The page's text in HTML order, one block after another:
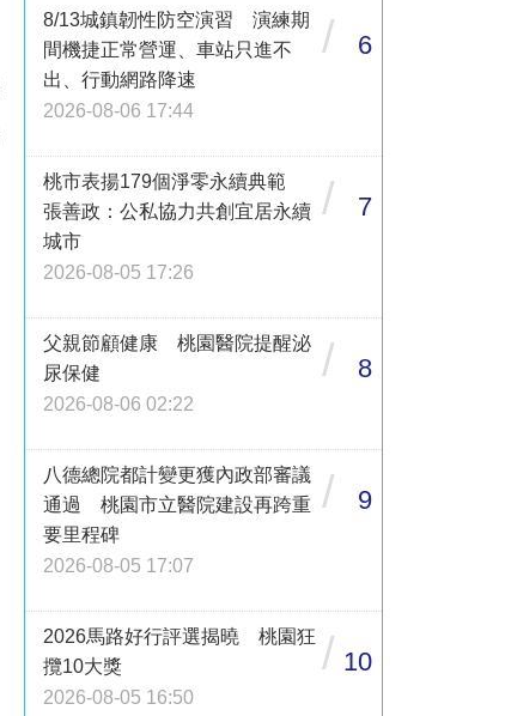
8/13城鎮韌性防空演習 演練期
間機捷正常營運、車站只進不
出、行動網路降速
2026-08-06 17:44
/ 6
桃市表揚179個淨零永續典範
張善政：公私協力共創宜居永續
城市
2026-08-05 17:26
/ 7
父親節顧健康 桃園醫院提醒泌
尿保健
2026-08-06 02:22
/ 8
八德總院都計變更獲內政部審議
通過 桃園市立醫院建設再跨重
要里程碑
2026-08-05 17:07
/ 9
2026馬路好行評選揭曉 桃園狂
攬10大獎
2026-08-05 16:50
/ 10